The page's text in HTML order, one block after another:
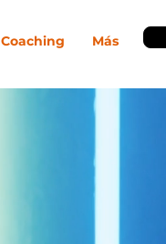
Coaching Más